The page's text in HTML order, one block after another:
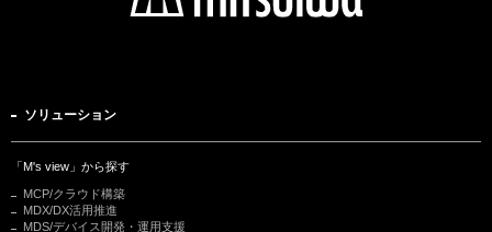
ソリューション
「M's view」から探す
MCP/クラウド構築
MDX/DX活用推進
MDS/デバイス開発・運用支援